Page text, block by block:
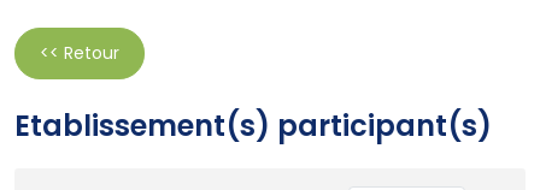
<< Retour
Etablissement(s) participant(s)